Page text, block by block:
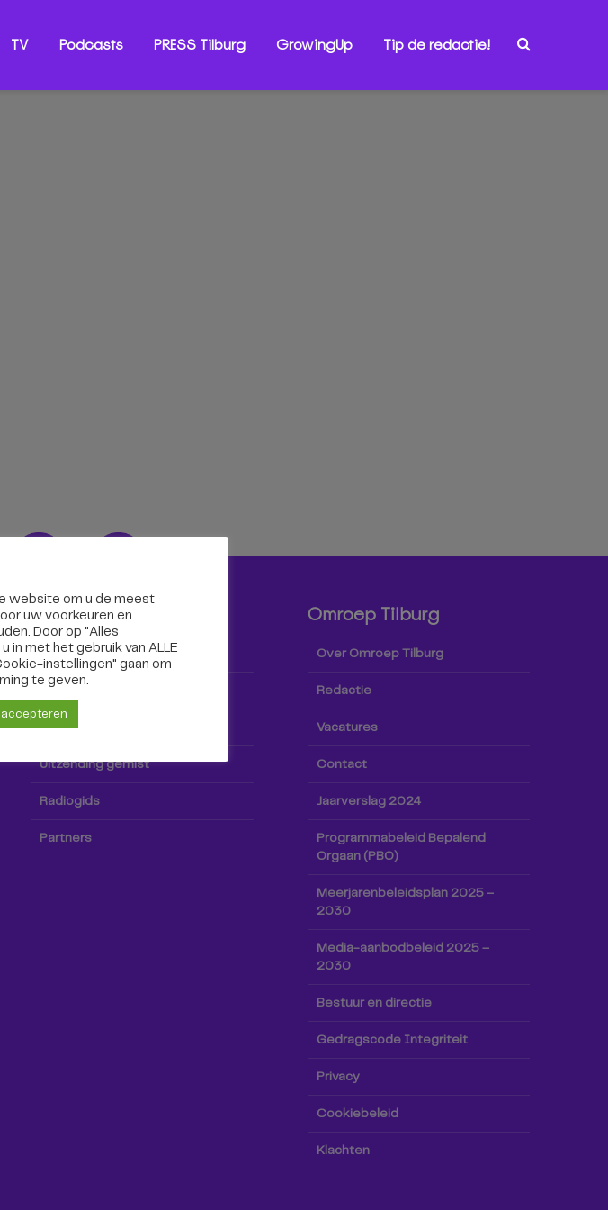
TV Podcasts PRESS Tilburg GrowingUp Tip de redactie!
Radio & TV
Kijk tv
Radio
TV-gids
Uitzending gemist
Radiogids
Partners
Omroep Tilburg
Over Omroep Tilburg
Redactie
Vacatures
Contact
Jaarverslag 2024
Programmabeleid Bepalend
Orgaan (PBO)
Meerjarenbeleidsplan 2025 –
2030
Media-aanbodbeleid 2025 –
2030
Bestuur en directie
Gedragscode Integriteit
Privacy
Cookiebeleid
Klachten
website om u de meest
uw voorkeuren en
Door op "Alles
in met het gebruik van ALLE
instellingen" gaan om
te geven.
accepteren